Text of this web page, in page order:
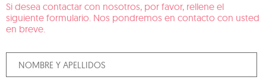
Si desea contactar con nosotros, por favor, rellene el
siguiente formulario. Nos pondremos en contacto con usted
en breve.